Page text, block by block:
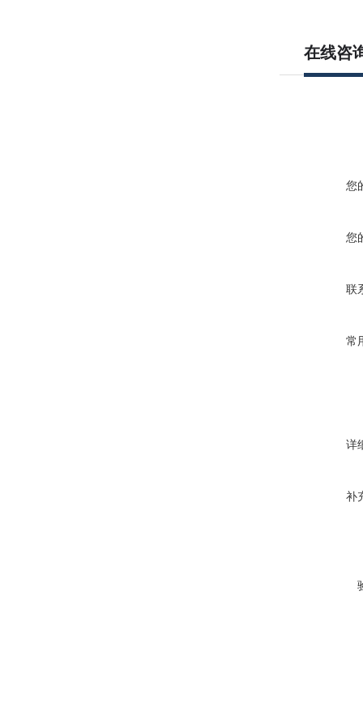
在线咨
您
您
联
常
详
补